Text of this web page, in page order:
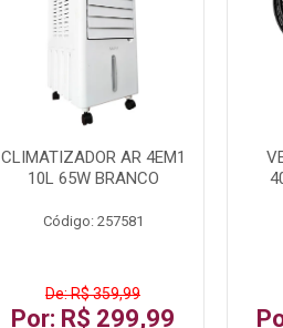
CLIMATIZADOR AR 4EM1
10L 65W BRANCO
Código: 257581
De: R$ 359,99
Por: R$ 299,99